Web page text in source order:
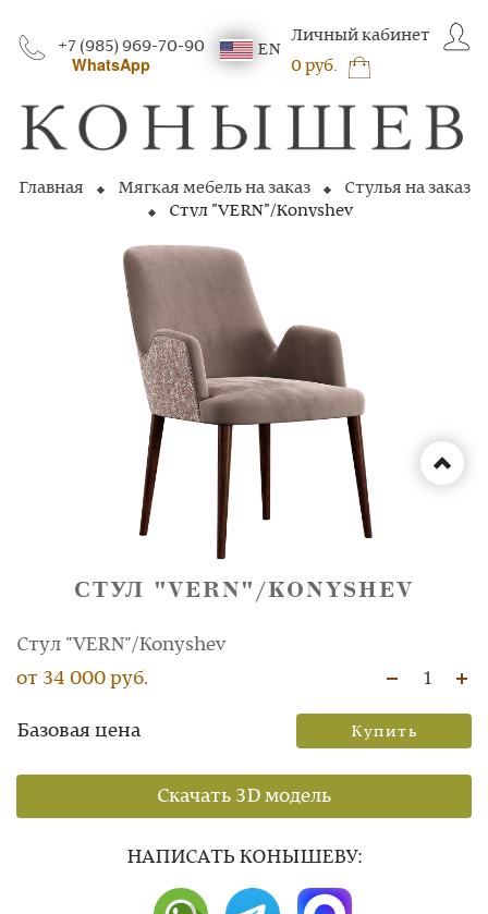
+7 (985) 969-70-90
WhatsApp
EN
Личный кабинет
0 руб.
Главная Мягкая мебель на заказ
Стулья на заказ
Стул "VERN"/Konyshev
СТУЛ "VERN"/KONYSHEV
Стул "VERN"/Konyshev
от 34 000 руб.
1
Базовая цена Купить
Скачать 3D модель
НAПИСАТЬ КОНЫШЕВУ: